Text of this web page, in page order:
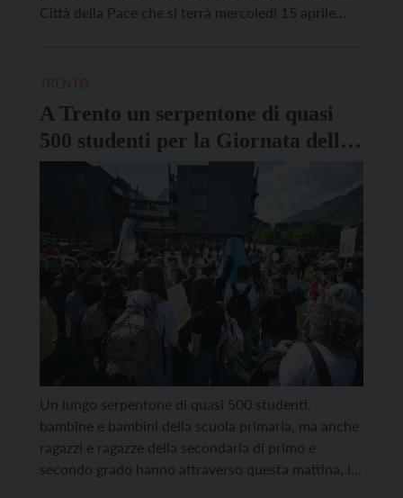
Città della Pace che si terrà mercoledì 15 aprile
A Trento un serpentone di quasi
500 studenti per la Giornata della
Terra
Un lungo serpentone di quasi 500 studenti,
bambine e bambini della scuola primaria, ma anche
ragazzi e ragazze della secondaria di primo e
secondo grado hanno attraverso questa mattina, in